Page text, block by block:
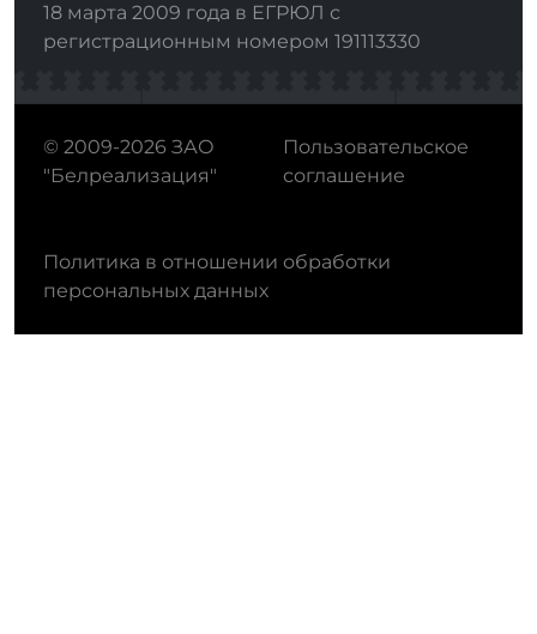
18 марта 2009 года в ЕГРЮЛ с
регистрационным номером 191113330
© 2009-2026 ЗАО
"Белреализация"
Пользовательское
соглашение
Политика в отношении обработки
персональных данных